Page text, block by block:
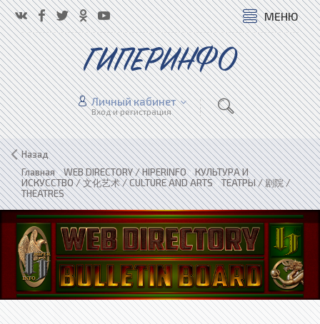
МЕНЮ
ГИПЕРИНФО
Личный кабинет
Вход и регистрация
Назад
Главная»WEB DIRECTORY / HIPERINFO»КУЛЬТУРА И
ИСКУССТВО / 文化艺术 / CULTURE AND ARTS»ТЕАТРЫ / 剧院 /
THEATRES